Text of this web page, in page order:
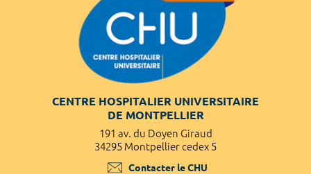
CENTRE HOSPITALIER UNIVERSITAIRE
DE MONTPELLIER
191 av. du Doyen Giraud
34295 Montpellier cedex 5
Contacter le CHU